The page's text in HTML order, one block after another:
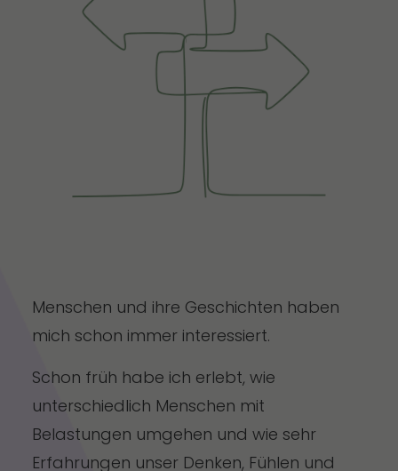
Menschen und ihre Geschichten haben
mich schon immer interessiert.
Schon früh habe ich erlebt, wie
unterschiedlich Menschen mit
Belastungen umgehen und wie sehr
Erfahrungen unser Denken, Fühlen und